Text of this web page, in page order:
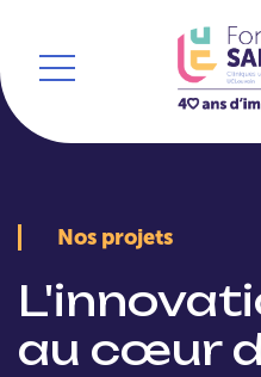
Nos projets
au cœur